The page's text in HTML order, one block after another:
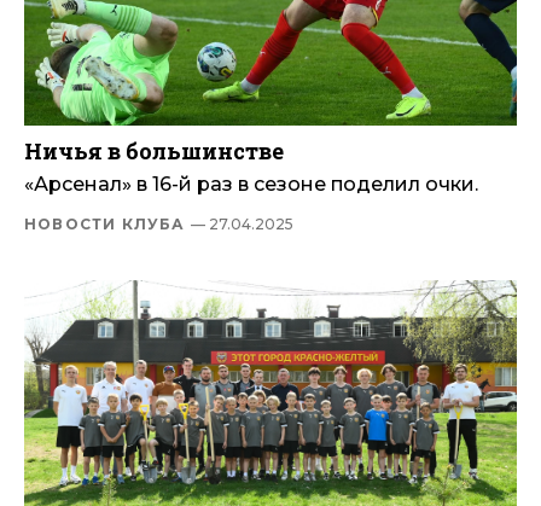
Ничья в большинстве
«Арсенал» в 16-й раз в сезоне поделил очки.
НОВОСТИ КЛУБА — 27.04.2025